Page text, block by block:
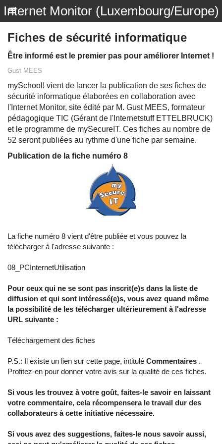
Internet Monitor (Luxembourg/Europe)
Fiches de sécurité informatique
Être informé est le premier pas pour améliorer Internet !
Gust MEES
mySchool! vient de lancer la publication de ses fiches de
sécurité informatique élaborées en collaboration avec
l'Internet Monitor, site édité par M. Gust MEES, formateur
pédagogique TIC (Gérant de l'Internetstuff ETTELBRUCK)
et le programme de mySecureIT. Ces fiches au nombre de
52 seront publiées au rythme d'une fiche par semaine.
Publication de la fiche numéro 8
La fiche numéro 8 vient d'être publiée et vous pouvez la
télécharger à l'adresse suivante :
08_PCInternetUtilisation
Pour ceux qui ne se sont pas inscrit(e)s dans la liste de
diffusion et qui sont intéressé(e)s, vous avez quand même
la possibilité de les télécharger ultérieurement à l'adresse
URL suivante :
Téléchargement des fiches
P.S.: Il existe un lien sur cette page, intitulé Commentaires .
Profitez-en pour donner votre avis sur la qualité de ces fiches.
Si vous les trouvez à votre goût, faites-le savoir en laissant
votre commentaire, cela récompensera le travail dur des
collaborateurs à cette initiative nécessaire.
Si vous avez des suggestions, faites-le nous savoir aussi,